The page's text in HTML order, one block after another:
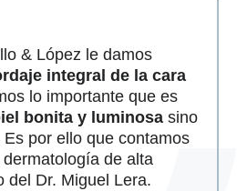
& López le damos
integral de la cara
lo importante que es
bonita y luminosa sino
Es por ello que contamos
de alta
del Dr. Miguel Lera.